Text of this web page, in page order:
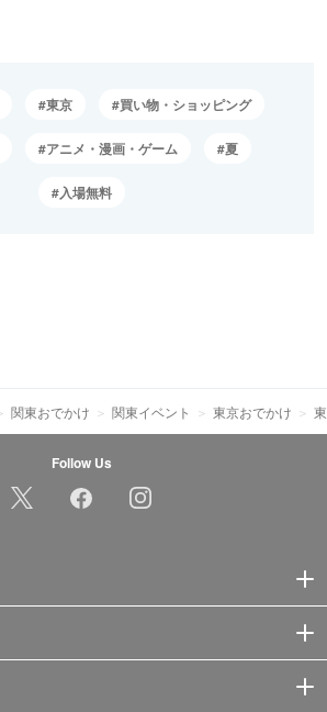
東京 買い物・ショッピング
アニメ・漫画・ゲーム 夏
入場無料
関東おでかけ 関東イベント 東京おでかけ
Follow Us